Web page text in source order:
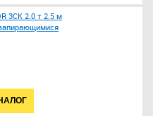
3СК 2.0 т 2.5 м